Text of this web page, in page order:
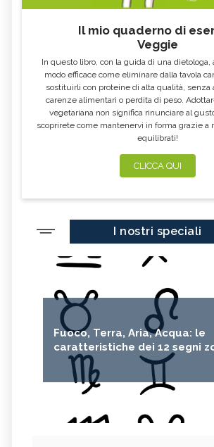
Il mio quaderno di
Veggie
In questo libro, con la guida di una dietologa,
modo efficace come eliminare dalla tavola
sostituirli con proteine di alta qualità, senza
carenze alimentari o perdita di peso.
vegetariana non significa rinunciare al
scoprirete come mantenervi in forma grazie a
equilibrati!
CLICCA QUI
I nostri speciali
Fuoco, Terra, Aria, Acqua: le
caratteristiche dei 12 segni